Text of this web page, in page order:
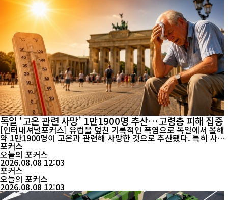
독일 ‘고온 관련 사망’ 1만1900명 추산…고령층 피해 집중
[인터내셔널포커스] 유럽을 덮친 기록적인 폭염으로 독일에서 올해
약 1만1900명이 고온과 관련해 사망한 것으로 추산됐다. 특히 사망
자의 상당수가 75세 이상 고령층에 집중되면서 폭염이 단순한 기상
이변을 넘어 고령사회가 대비해야 할 주요 사회적 재난으로 부상하
고 있다. 독일 로베르트코흐연구소(RKI)가 6일 발표한 보고서에 따
르면 올해 들어 7월 26일까지 독일의 고온 관련 ...
포커스
오늘의 포커스
2026.08.08 12:03
포커스
오늘의 포커스
2026.08.08 12:03